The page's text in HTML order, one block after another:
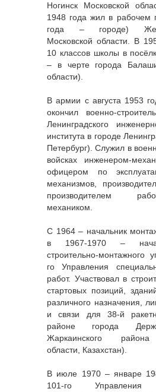
Ногинск Московской
1948 года жил в рабочем
года – городе)
Московской области. В
10 классов школы в
– в черте города
области).
В армии с августа 1953
окончил военно-
Ленинградского
института в городе
Петербург). Служил в
войсках инженером-
офицером по
механизмов,
производителем
механиком.
С 1964 – начальник
в 1967-1970 –
строительно-монтажного
го Управления
работ. Участвовал в
стартовых позиций,
различного назначения,
и связи для 38-й
районе города
Жаркаинского района
области, Казахстан).
В июле 1970 – январе
101-го Управления